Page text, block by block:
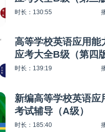
时长：130:55
高等学校英语应用能
应考大全B级（第四
时长：139:19
新编高等学校英语应
考试辅导（A级）
时长：185:40